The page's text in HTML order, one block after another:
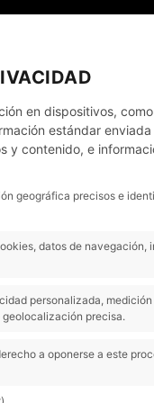
de seguretat
gener de 2019, al taller
de les fundacions
en dispositivos,
estándar
y contenido, e
geográfica precisos e
datos de navegación,
personalizada,
precisa.
a oponerse a este